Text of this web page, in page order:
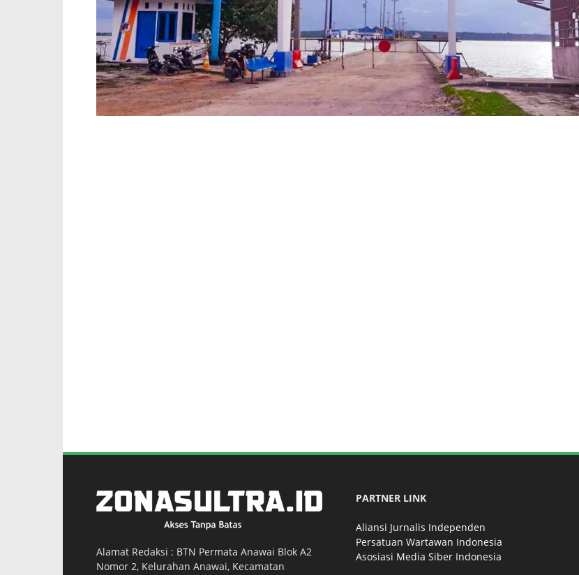
Alamat Redaksi : BTN Permata Anawai Blok A2
Nomor 2, Kelurahan Anawai, Kecamatan
PARTNER LINK
Aliansi Jurnalis Independen
Persatuan Wartawan Indonesia
Asosiasi Media Siber Indonesia